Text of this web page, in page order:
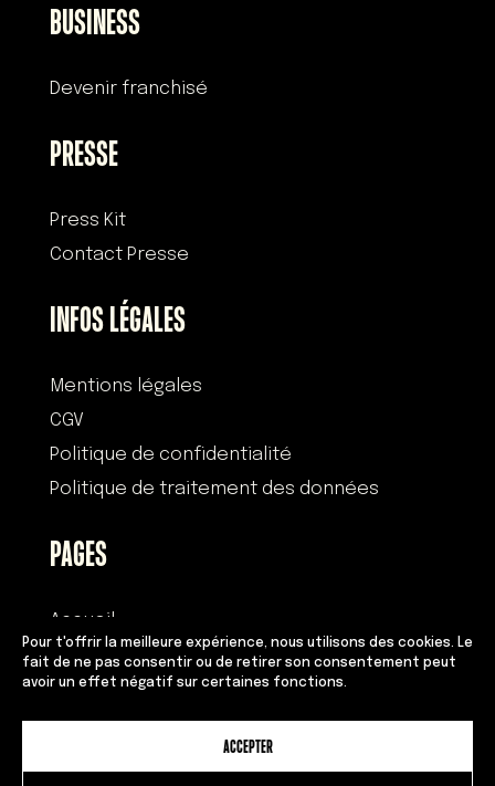
Pour t'offrir la meilleure expérience, nous utilisons des cookies. Le
fait de ne pas consentir ou de retirer son consentement peut
avoir un effet négatif sur certaines fonctions.
ACCEPTER
BUSINESS
Devenir franchisé
PRESSE
Press Kit
Contact Presse
INFOS LÉGALES
Mentions légales
CGV
Politique de confidentialité
Politique de traitement des données
PAGES
Accueil
Histoire
Devenir franchisé
Équipe